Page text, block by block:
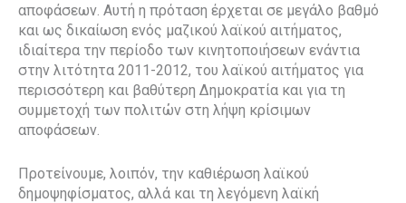
αποφάσεων. Αυτή η πρόταση έρχεται σε μεγάλο βαθμό
και ως δικαίωση ενός μαζικού λαϊκού αιτήματος,
ιδιαίτερα την περίοδο των κινητοποιήσεων ενάντια
στην λιτότητα 2011-2012, του λαϊκού αιτήματος για
περισσότερη και βαθύτερη Δημοκρατία και για τη
συμμετοχή των πολιτών στη λήψη κρίσιμων
αποφάσεων.
Προτείνουμε, λοιπόν, την καθιέρωση λαϊκού
δημοψηφίσματος, αλλά και τη λεγόμενη λαϊκή